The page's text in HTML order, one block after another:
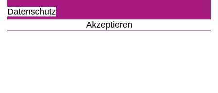
Datenschutz
Akzeptieren